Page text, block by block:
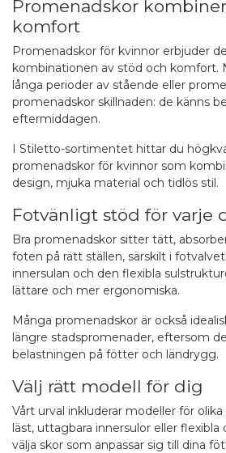
Promenadskor
komfort
Promenadskor för kvinnor erbjuder
kombinationen av stöd och komfort.
långa perioder av stående eller
promenadskor skillnaden: de känns
eftermiddagen.
I Stiletto-sortimentet hittar du
promenadskor för kvinnor som
design, mjuka material och tidlös stil.
Fotvänligt stöd för varje
Bra promenadskor sitter tätt,
foten på rätt ställen, särskilt i
innersulan och den flexibla
lättare och mer ergonomiska.
Många promenadskor är också
längre stadspromenader, eftersom
belastningen på fötter och ländrygg.
Välj rätt modell för dig
Vårt urval inkluderar modeller för
läst, uttagbara innersulor eller flexibla
välja skor som anpassar sig till dina